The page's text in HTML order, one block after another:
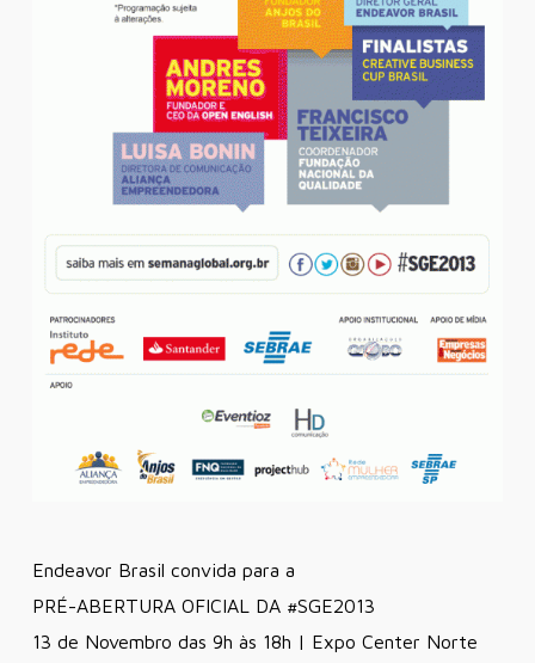
Endeavor Brasil convida para a
PRÉ-ABERTURA OFICIAL DA #SGE2013
13 de Novembro das 9h às 18h | Expo Center Norte